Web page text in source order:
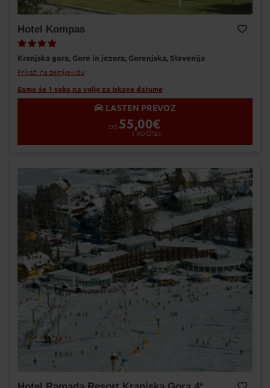
Hotel Kompas
Kranjska gora, Gore in jezera, Gorenjska, Slovenija
Prikaži na zemljevidu
Samo še 1 soba na voljo za iskane datume
LASTEN PREVOZ
OD 55,00€
1 NOČITEV